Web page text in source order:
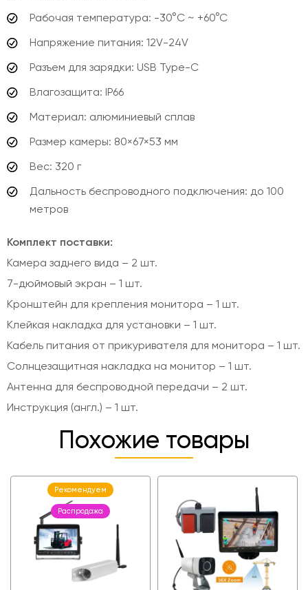
Рабочая температура: -30°C ~ +60°C
Напряжение питания: 12V-24V
Разъем для зарядки: USB Type-C
Влагозащита: IP66
Материал: алюминиевый сплав
Размер камеры: 80×67×53 мм
Вес: 320 г
Дальность беспроводного подключения: до 100
метров
Комплект поставки:
Камера заднего вида – 2 шт.
7-дюймовый экран – 1 шт.
Кронштейн для крепления монитора – 1 шт.
Клейкая накладка для установки – 1 шт.
Кабель питания от прикуривателя для монитора – 1 шт.
Солнцезащитная накладка на монитор – 1 шт.
Антенна для беспроводной передачи – 2 шт.
Инструкция (англ.) – 1 шт.
Похожие товары
Рекомендуем
Распродажа